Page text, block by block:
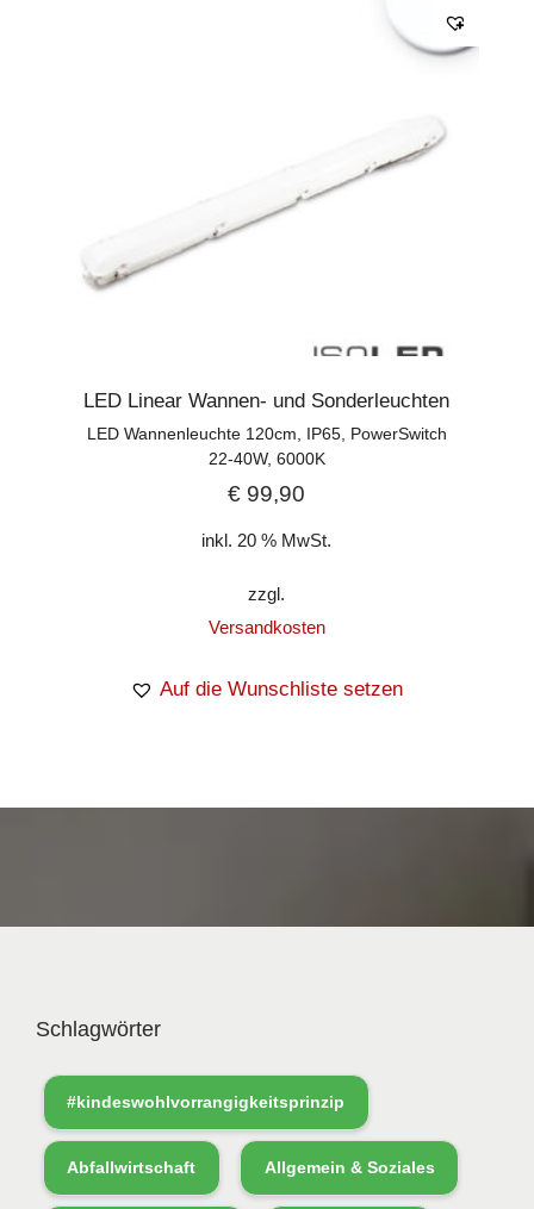
LED Linear Wannen- und Sonderleuchten
LED Wannenleuchte 120cm, IP65, PowerSwitch
22-40W, 6000K
€ 99,90
inkl. 20 % MwSt.
zzgl.
Versandkosten
Auf die Wunschliste setzen
Schlagwörter
#kindeswohlvorrangigkeitsprinzip
Abfallwirtschaft Allgemein & Soziales